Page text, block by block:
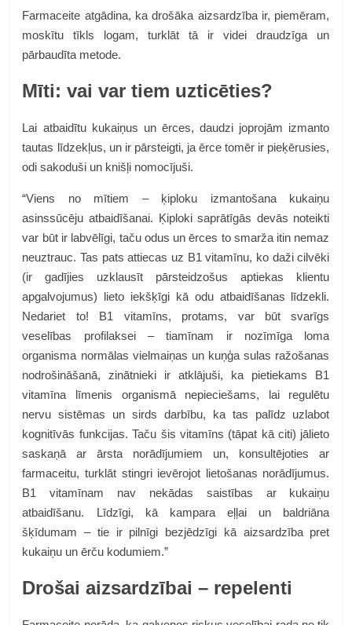
Farmaceite atgādina, ka drošāka aizsardzība ir, piemēram,
moskītu tīkls logam, turklāt tā ir videi draudzīga un
pārbaudīta metode.
Mīti: vai var tiem uzticēties?
Lai atbaidītu kukaiņus un ērces, daudzi joprojām izmanto
tautas līdzekļus, un ir pārsteigti, ja ērce tomēr ir pieķērusies,
odi sakoduši un knišļi nomocījuši.
“Viens no mītiem – ķiploku izmantošana kukaiņu
asinssūcēju atbaidīšanai. Ķiploki saprātīgās devās noteikti
var būt ir labvēlīgi, taču odus un ērces to smarža itin nemaz
neuztrauc. Tas pats attiecas uz B1 vitamīnu, ko daži cilvēki
(ir gadījies uzklausīt pārsteidzošus aptiekas klientu
apgalvojumus) lieto iekšķīgi kā odu atbaidīšanas līdzekli.
Nedariet to! B1 vitamīns, protams, var būt svarīgs
veselības profilaksei – tiamīnam ir nozīmīga loma
organisma normālas vielmaiņas un kuņģa sulas ražošanas
nodrošināšanā, zinātnieki ir atklājuši, ka pietiekams B1
vitamīna līmenis organismā nepieciešams, lai regulētu
nervu sistēmas un sirds darbību, ka tas palīdz uzlabot
kognitīvās funkcijas. Taču šis vitamīns (tāpat kā citi) jālieto
saskaņā ar ārsta norādījumiem un, konsultējoties ar
farmaceitu, turklāt stingri ievērojot lietošanas norādījumus.
B1 vitamīnam nav nekādas saistības ar kukaiņu
atbaidīšanu. Līdzīgi, kā kampara eļļai un baldriāna
šķīdumam – tie ir pilnīgi bezjēdzīgi kā aizsardzība pret
kukaiņu un ērču kodumiem.”
Drošai aizsardzībai – repelenti